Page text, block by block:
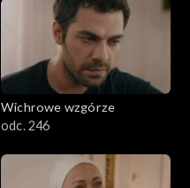
Wichrowe wzgórze
odc. 246